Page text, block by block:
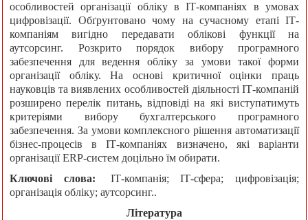
особливостей організації обліку в ІТ-компаніях в умовах
цифровізації. Обґрунтовано чому на сучасному етапі ІТ-
компаніям вигідно передавати облікові функції на
аутсорсинг. Розкрито порядок вибору програмного
забезпечення для ведення обліку за умови такої форми
організації обліку. На основі критичної оцінки праць
науковців та виявлених особливостей діяльності ІТ-компаній
розширено перелік питань, відповіді на які виступатимуть
критеріями вибору бухгалтерського програмного
забезпечення. За умови комплексного рішення автоматизації
бізнес-процесів в ІТ-компаніях визначено, які варіанти
організації ERP-систем доцільно їм обирати.
Ключові слова:
ІТ-компанія; ІТ-сфера; цифровізація;
організація обліку; аутсорсинг..
Література